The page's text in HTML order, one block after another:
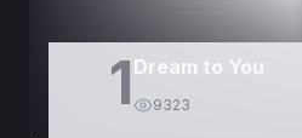
1 Dream to You
9323